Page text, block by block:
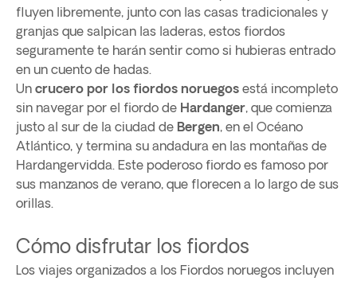
fluyen libremente, junto con las casas tradicionales y
granjas que salpican las laderas, estos fiordos
seguramente te harán sentir como si hubieras entrado
en un cuento de hadas.
Un crucero por los fiordos noruegos está incompleto
sin navegar por el fiordo de Hardanger, que comienza
justo al sur de la ciudad de Bergen, en el Océano
Atlántico, y termina su andadura en las montañas de
Hardangervidda. Este poderoso fiordo es famoso por
sus manzanos de verano, que florecen a lo largo de sus
orillas.
Cómo disfrutar los fiordos
Los viajes organizados a los Fiordos noruegos incluyen